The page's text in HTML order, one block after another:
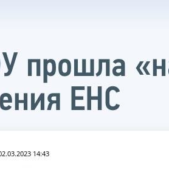
прошла
ЕНС
14:43